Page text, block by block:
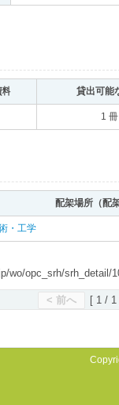
料 貸出可能
1 冊
配架場所（配
・工学
wo/opc_srh/srh_detail/
< 前へ [ 1 /